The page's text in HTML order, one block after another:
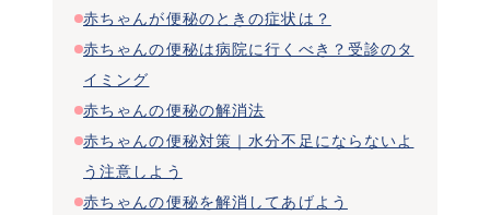
赤ちゃんが便秘のときの症状は？
赤ちゃんの便秘は病院に行くべき？受診のタ
イミング
赤ちゃんの便秘の解消法
赤ちゃんの便秘対策｜水分不足にならないよ
う注意しよう
赤ちゃんの便秘を解消してあげよう